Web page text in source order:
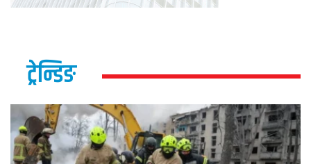
ट्रेन्डिङ